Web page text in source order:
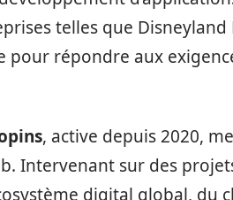
telles que
pour répondre aux
, active depuis 2020,
Intervenant sur des
digital global, du